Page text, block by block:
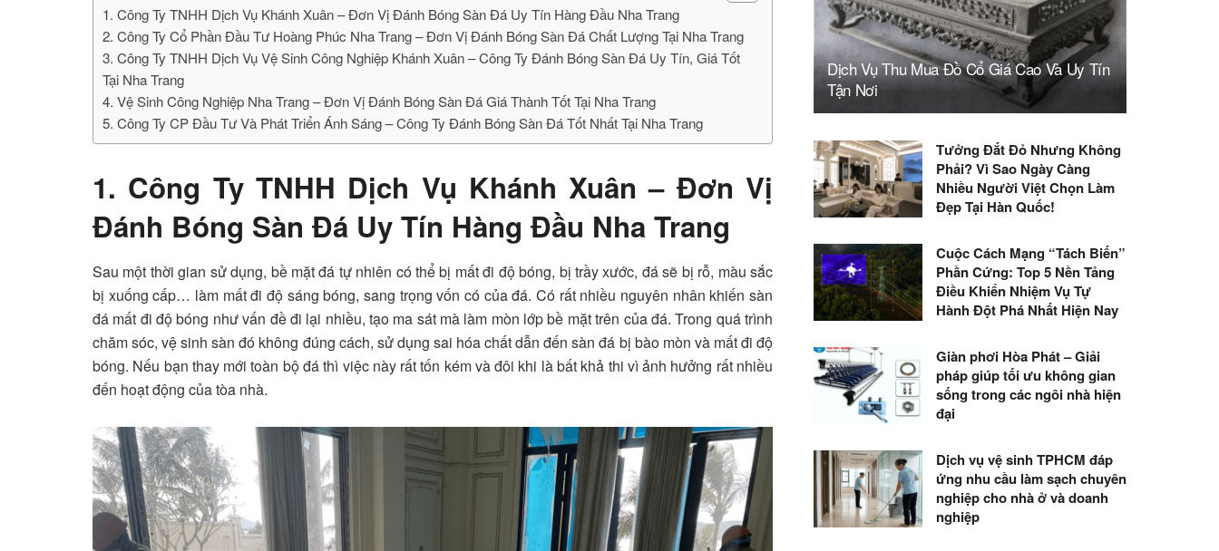
1. Công Ty TNHH Dịch Vụ Khánh Xuân – Đơn Vị Đánh Bóng Sàn Đá Uy Tín Hàng Đầu Nha Trang
2. Công Ty Cổ Phần Đầu Tư Hoàng Phúc Nha Trang – Đơn Vị Đánh Bóng Sàn Đá Chất Lượng Tại Nha Trang
3. Công Ty TNHH Dịch Vụ Vệ Sinh Công Nghiệp Khánh Xuân – Công Ty Đánh Bóng Sàn Đá Uy Tín, Giá Tốt
Tại Nha Trang
4. Vệ Sinh Công Nghiệp Nha Trang – Đơn Vị Đánh Bóng Sàn Đá Giá Thành Tốt Tại Nha Trang
5. Công Ty CP Đầu Tư Và Phát Triển Ánh Sáng – Công Ty Đánh Bóng Sàn Đá Tốt Nhất Tại Nha Trang
1. Công Ty TNHH Dịch Vụ Khánh Xuân – Đơn Vị
Đánh Bóng Sàn Đá Uy Tín Hàng Đầu Nha Trang
Sau một thời gian sử dụng, bề mặt đá tự nhiên có thể bị mất đi độ bóng, bị trầy xước, đá sẽ bị rỗ, màu sắc
bị xuống cấp… làm mất đi độ sáng bóng, sang trọng vốn có của đá. Có rất nhiều nguyên nhân khiến sàn
đá mất đi độ bóng như vấn đề đi lại nhiều, tạo ma sát mà làm mòn lớp bề mặt trên của đá. Trong quá trình
chăm sóc, vệ sinh sàn đó không đúng cách, sử dụng sai hóa chất dẫn đến sàn đá bị bào mòn và mất đi độ
bóng. Nếu bạn thay mới toàn bộ đá thì việc này rất tốn kém và đôi khi là bất khả thi vì ảnh hưởng rất nhiều
đến hoạt động của tòa nhà.
Dịch Vụ Thu Mua Đồ Cổ Giá Cao Và Uy Tín
Tận Nơi
Tưởng Đắt Đỏ Nhưng Không
Phải? Vì Sao Ngày Càng
Nhiều Người Việt Chọn Làm
Đẹp Tại Hàn Quốc!
Cuộc Cách Mạng “Tách Biến”
Phần Cứng: Top 5 Nền Tảng
Điều Khiển Nhiệm Vụ Tự
Hành Đột Phá Nhất Hiện Nay
Giàn phơi Hòa Phát – Giải
pháp giúp tối ưu không gian
sống trong các ngôi nhà hiện
đại
Dịch vụ vệ sinh TPHCM đáp
ứng nhu cầu làm sạch chuyên
nghiệp cho nhà ở và doanh
nghiệp